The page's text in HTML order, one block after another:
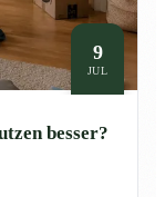
9
JUL
besser?